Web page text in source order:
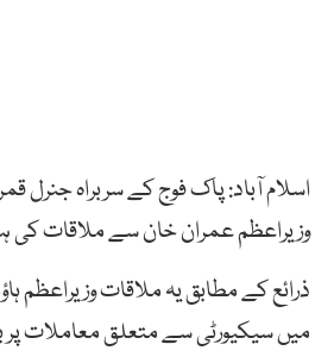
اسلام آباد: پاک فوج کے سربراہ جنرل
وزیراعظم عمران خان سے ملاقات کی
ذرائع کے مطابق یہ ملاقات وزیراعظم
میں سیکیورٹی سے متعلق معاملات